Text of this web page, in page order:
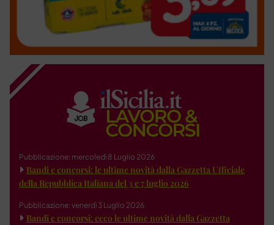
Pubblicazione: mercoledì 8 Luglio 2026
Bandi e concorsi: le ultime novità dalla Gazzetta Ufficiale
della Repubblica Italiana del 3 e 7 luglio 2026
Pubblicazione: venerdì 3 Luglio 2026
Bandi e concorsi: ecco le ultime novità dalla Gazzetta